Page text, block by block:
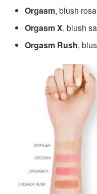
Orgasm, blush
Orgasm X, blush
Orgasm Rush,